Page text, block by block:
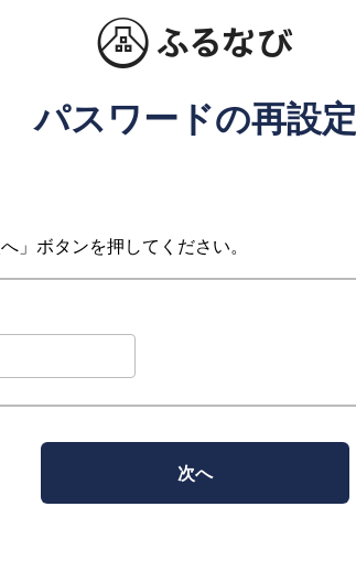
パスワードの再設定
」ボタンを押してください。